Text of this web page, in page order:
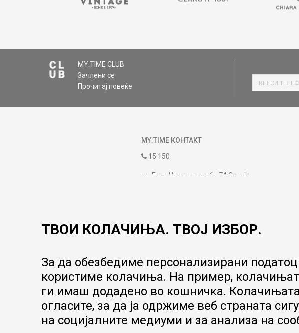
ИСПРАТИ
MY:TIME CLUB
Зачлени се
Прочитај повеќе
MY:TIME КОНТАКТ
15 150
ул. Гоце Николовски бр.74 Скопје
09:00 до 17:00
ТВОИ КОЛАЧИЊА. ТВОЈ ИЗБОР.
За да обезбедиме персонализирани
користиме колачиња. На пример,
ги имаш додадено во кошничка.
огласите, за да ја одржиме веб страната
на социјалните медиуми и за анализа на